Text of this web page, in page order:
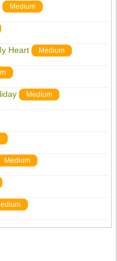
Medium
Heart Medium
Medium
Medium